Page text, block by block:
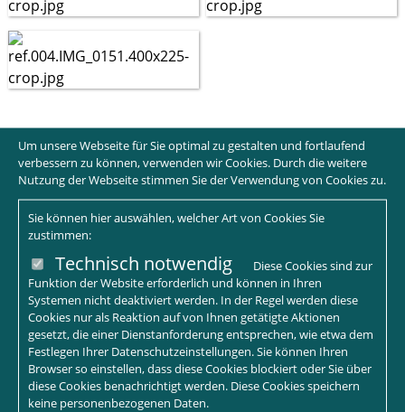
Um unsere Webseite für Sie optimal zu gestalten und fortlaufend
verbessern zu können, verwenden wir Cookies. Durch die weitere
Nutzung der Webseite stimmen Sie der Verwendung von Cookies zu.
Sie können hier auswählen, welcher Art von Cookies Sie
zustimmen:
Technisch notwendig
Diese Cookies sind zur
Funktion der Website erforderlich und können in Ihren
Systemen nicht deaktiviert werden. In der Regel werden diese
Cookies nur als Reaktion auf von Ihnen getätigte Aktionen
gesetzt, die einer Dienstanforderung entsprechen, wie etwa dem
Festlegen Ihrer Datenschutzeinstellungen. Sie können Ihren
Browser so einstellen, dass diese Cookies blockiert oder Sie über
diese Cookies benachrichtigt werden. Diese Cookies speichern
keine personenbezogenen Daten.